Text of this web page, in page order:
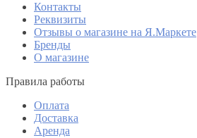
Контакты
Реквизиты
Отзывы о магазине на Я.Маркете
Бренды
О магазине
Правила работы
Оплата
Доставка
Аренда